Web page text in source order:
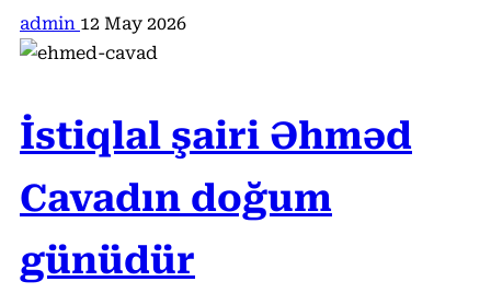
admin 12 May 2026
İstiqlal şairi Əhməd
Cavadın doğum
günüdür